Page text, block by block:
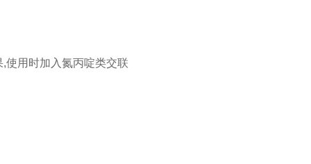
使用时加入氮丙啶类交联